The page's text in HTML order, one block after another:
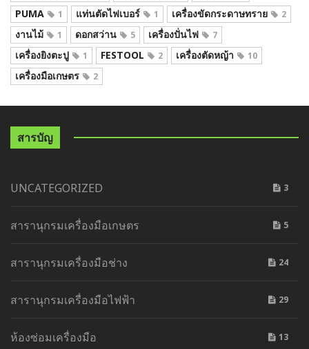
PUMA 1 แท่นตัดไฟเบอร์ 1 เครื่องขัดกระดาษทราย 2
งานไม้ 1 ดอกสว่าน 5 เครื่องปั่นไฟ 7
เครื่องยิงตะปู 1 FESTOOL 2 เครื่องตัดหญ้า 10
เครื่องมือเกษตร 2
สารบัญ
UNCATEGORIZED 3
สารานุกรมเครื่องมือเกษตร 5
สารานุกรมเครื่องมือช่าง 24
สารานุกรมเครื่องมือไฟฟ้า 29
ห้องซ่อมเครื่องมือ 13